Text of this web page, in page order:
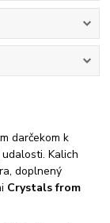
darčekom k
Kalich
doplnený
Crystals from